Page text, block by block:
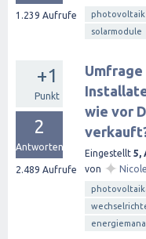
1.239 Aufrufe photovoltaik
solarmodule
+1
Punkt
2
Antworten
2.489 Aufrufe
Umfrage
wie vor
Eingestellt 5,
von ✦